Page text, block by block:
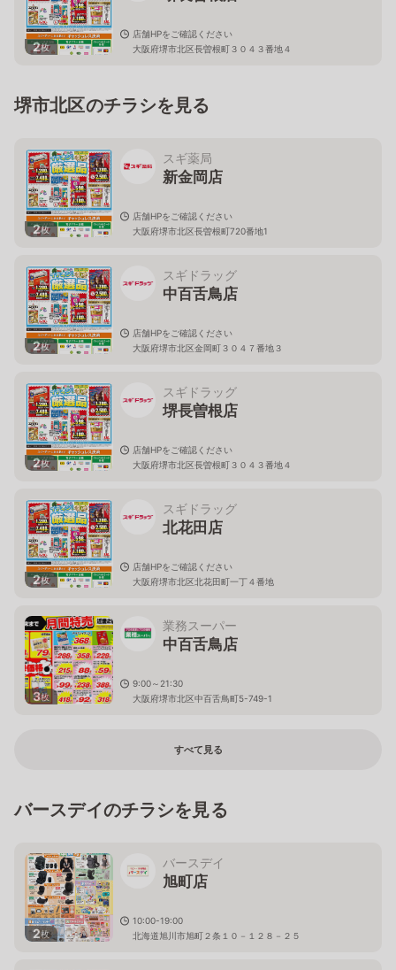
2枚
店舗HPをご確認ください
大阪府堺市北区長曽根町３０４３番地４
堺市北区のチラシを見る
2枚
スギ薬局
新金岡店
店舗HPをご確認ください
大阪府堺市北区長曽根町720番地1
2枚
スギドラッグ
中百舌鳥店
店舗HPをご確認ください
大阪府堺市北区金岡町３０４７番地３
2枚
スギドラッグ
堺長曽根店
店舗HPをご確認ください
大阪府堺市北区長曽根町３０４３番地４
2枚
スギドラッグ
北花田店
店舗HPをご確認ください
大阪府堺市北区北花田町一丁４番地
3枚
業務スーパー
中百舌鳥店
9:00～21:30
大阪府堺市北区中百舌鳥町5-749-1
すべて見る
バースデイのチラシを見る
2枚
バースデイ
旭町店
10:00-19:00
北海道旭川市旭町２条１０－１２８－２５